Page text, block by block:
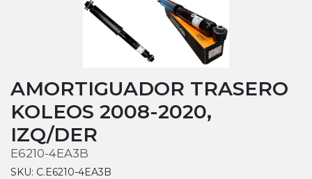
AMORTIGUADOR TRASERO
KOLEOS 2008-2020,
IZQ/DER
E6210-4EA3B
SKU: C.E6210-4EA3B